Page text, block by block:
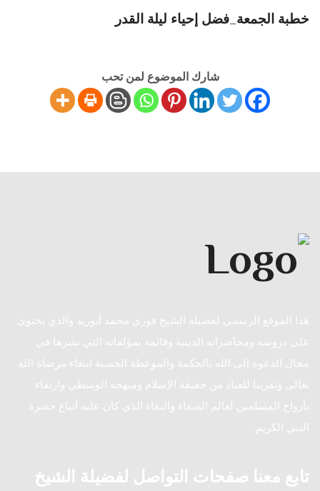
خطبة الجمعة_فضل إحياء ليلة القدر
شارك الموضوع لمن تحب
هذا الموقع الرسمي لفضيلة الشيخ فوزي محمد أبوزيد والذي يحتوى
على دروسه ومحاضراته الدينية وقائمة بمؤلفاته التي نشرها في
مجال الدعوة إلى الله بالحكمة والموعظة الحسنة ابتغاء مرضاة الله
تعالى وتقريبا للعباد من حقيقة الإسلام ومنهجه الوسطي وارتقاء
بأرواح المسلمين لعالم الصفاء والنقاء الذي كان عليه أتباع حضرة
النبي الكريم.
تابع معنا صفحات التواصل لفضيلة الشيخ